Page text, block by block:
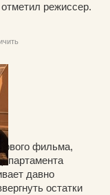
режиссер.
фильма,
давно
остатки